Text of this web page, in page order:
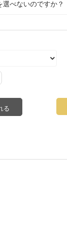
べないのですか？